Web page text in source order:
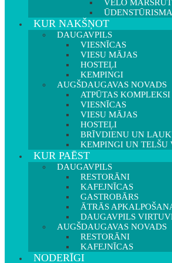
VELO MARŠRUTI
KUR NAKŠŅOT
DAUGAVPILS
VIESNĪCAS
VIESU MĀJAS
HOSTEĻI
KEMPINGI
AUGŠDAUGAVAS NOVADS
ATPŪTAS KOMPLEKSI
VIESNĪCAS
VIESU MĀJAS
HOSTEĻI
BRĪVDIENU UN
KEMPINGI UN TELŠU
KUR PAĒST
DAUGAVPILS
RESTORĀNI
KAFEJNĪCAS
GASTROBĀRS
ĀTRĀS
DAUGAVPILS
AUGŠDAUGAVAS NOVADS
RESTORĀNI
KAFEJNĪCAS
NODERĪGI